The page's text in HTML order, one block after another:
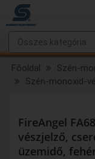
Főoldal
Szén-
Szén-monoxid-
FireAngel
vészjelző,
üzemidő,